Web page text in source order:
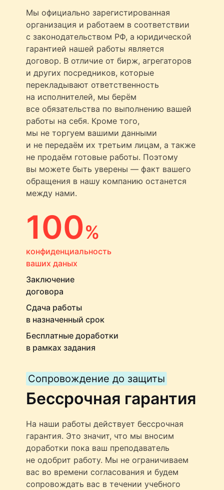
Мы официально зарегистированная
организация и работаем в соответствии
с законодательством РФ, а юридической
гарантией нашей работы является
договор. В отличие от бирж, агрегаторов
и других посредников, которые
перекладывают ответственность
на исполнителей, мы берём
все обязательства по выполнению вашей
работы на себя. Кроме того,
мы не торгуем вашими данными
и не передаём их третьим лицам, а также
не продаём готовые работы. Поэтому
вы можете быть уверены — факт вашего
обращения в нашу компанию останется
между нами.
100%
конфиденциальность
ваших даных
Заключение
договора
Сдача работы
в назначенный срок
Бесплатные доработки
в рамках задания
Сопровождение до защиты
Бессрочная гарантия
На наши работы действует бессрочная
гарантия. Это значит, что мы вносим
доработки пока ваш преподаватель
не одобрит работу. Мы не ограничиваем
вас во времени согласования и будем
сопровождать вас в течении учебного